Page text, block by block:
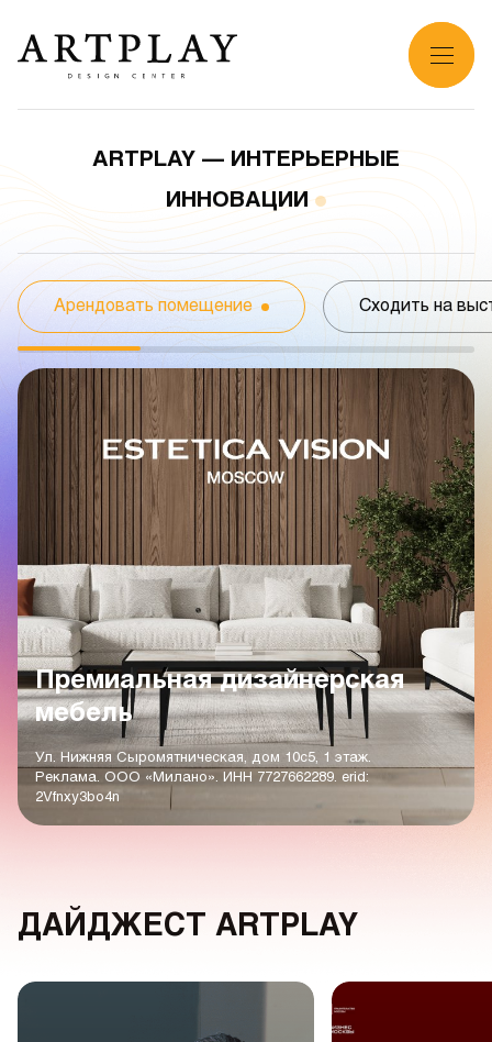
ARTPLAY — ИНТЕРЬЕРНЫЕ
ИННОВАЦИИ
Арендовать помещение Сходить на
Премиальная дизайнерская
мебель
Ул. Нижняя Сыромятническая, дом 10с5, 1 этаж.
Реклама. ООО «Милано». ИНН 7727662289. erid:
2Vfnxy3bo4n
ДАЙДЖЕСТ ARTPLAY